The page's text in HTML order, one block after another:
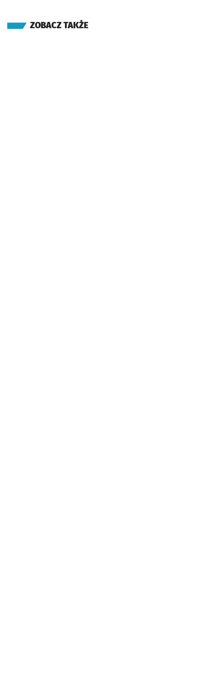
ZOBACZ TAKŻE